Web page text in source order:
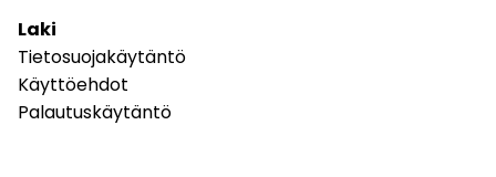
Laki
Tietosuojakäytäntö
Käyttöehdot
Palautuskäytäntö